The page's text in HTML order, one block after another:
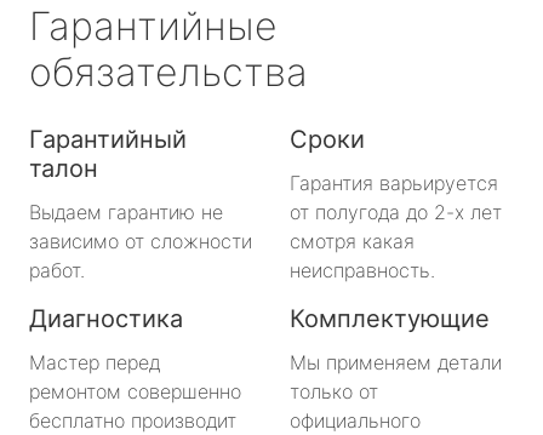
Гарантийные
обязательства
Гарантийный
талон
Выдаем гарантию не
зависимо от сложности
работ.
Сроки
Гарантия варьируется
от полугода до 2-х лет
смотря какая
неисправность.
Диагностика
Мастер перед
ремонтом совершенно
бесплатно производит
Комплектующие
Мы применяем детали
только от
официального